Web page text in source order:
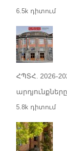
6.5k դիտում
ՀՊՏՀ. 2026-
արդյունքները
5.8k դիտում